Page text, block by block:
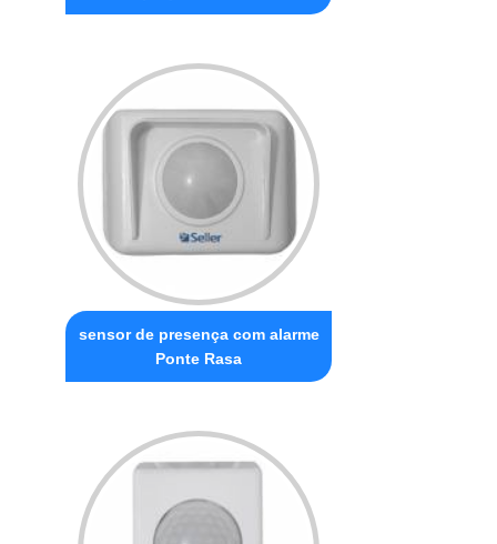
sensor de presença com alarme
Ponte Rasa